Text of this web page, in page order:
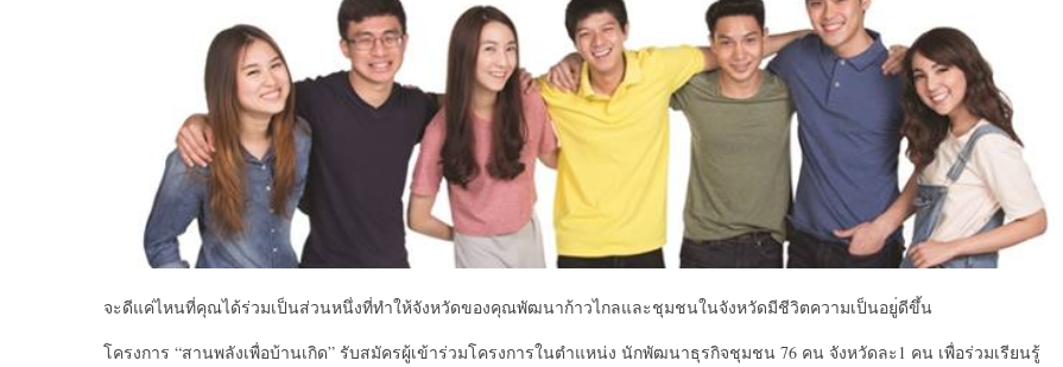
จะดีแค่ไหนที่คุณได้ร่วมเป็นส่วนหนึ่งที่ทำให้จังหวัดของคุณพัฒนาก้าวไกลและชุมชนในจังหวัดมีชีวิตความเป็นอยู่ดีขึ้น
โครงการ “สานพลังเพื่อบ้านเกิด” รับสมัครผู้เข้าร่วมโครงการในตำแหน่ง นักพัฒนาธุรกิจชุมชน 76 คน จังหวัดละ1 คน เพื่อร่วมเรียนรู้